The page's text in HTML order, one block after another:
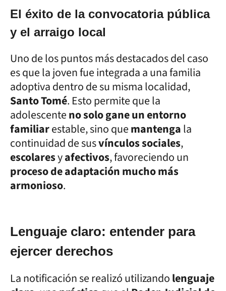
El éxito de la convocatoria pública
y el arraigo local
Uno de los puntos más destacados del caso
es que la joven fue integrada a una familia
adoptiva dentro de su misma localidad,
Santo Tomé. Esto permite que la
adolescenteno solo gane un entorno
familiarestable, sino quemantengala
continuidad de susvínculos sociales,
escolaresyafectivos, favoreciendo un
proceso de adaptación mucho más
armonioso.
Lenguaje claro: entender para
ejercer derechos
La notificación se realizó utilizandolenguaje